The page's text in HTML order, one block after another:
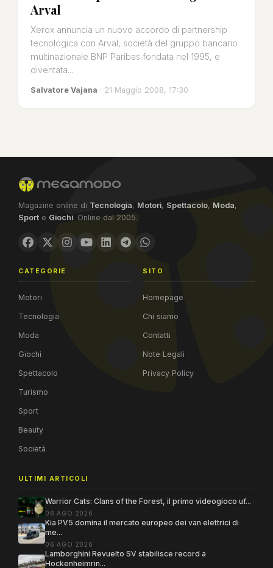
Arval
Xerox annuncia un nuovo accordo di partnership
tecnologica con Arval, società del gruppo bancario
multinazionale BNP Paribas fondata nel 1995, e
diventata...
Salvatore Vajana · 21 Maggio 2008, 17:30
Magazine online di Tecnologia, Motori, Spettacolo, Moda,
Sport e Giochi. Online dal 2005.
CATEGORIE
Motori
Tecnologia
Moda
Giochi
Spettacolo
Turismo
Sport
Beauty
Società
SITO
Homepage
Chi siamo
Contatti
Note Legali
Privacy Policy
ULTIMI ARTICOLI
Warrior Cats: Clans of the Forest, il primo videogioco uf...
06 AGO 2026
Kia PV5 domina il mercato europeo dei van elettrici di
me...
06 AGO 2026
Lamborghini Revuelto SV stabilisce record a
Hockenheimrin...